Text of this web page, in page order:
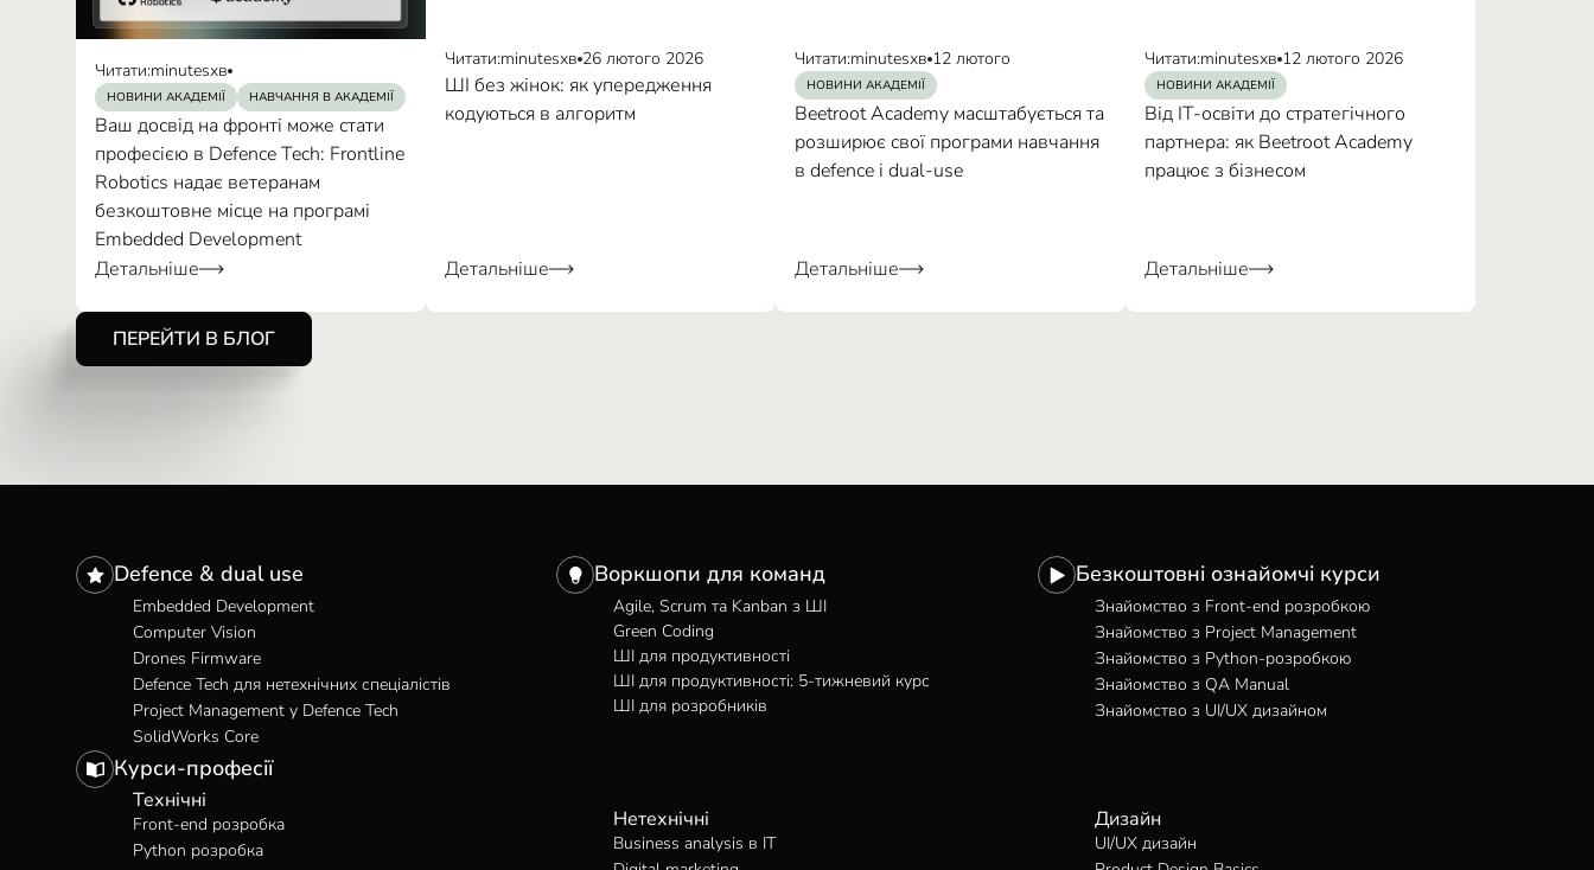
Читати:minutesхв
НОВИНИ АКАДЕМІЇ НАВЧАННЯ В АКАДЕМІЇ
Ваш досвід на фронті може стати
професією в Defence Tech: Frontline
Robotics надає ветеранам
безкоштовне місце на програмі
Embedded Development
Детальніше
Читати:minutesхв 26 лютого 2026
ШІ без жінок: як упередження
кодуються в алгоритм
Детальніше
Читати:minutesхв 12 лютого
НОВИНИ АКАДЕМІЇ
Beetroot Academy масштабується та
розширює свої програми навчання
в defence і dual-use
Детальніше
Читати:minutesхв 12 лютого 2026
НОВИНИ АКАДЕМІЇ
Від IT-освіти до стратегічного
партнера: як Beetroot Academy
працює з бізнесом
Детальніше
ПЕРЕЙТИ В БЛОГ
Defence & dual use
Embedded Development
Computer Vision
Drones Firmware
Defence Tech для нетехнічних спеціалістів
Project Management у Defence Tech
SolidWorks Core
Воркшопи для команд
Agile, Scrum та Kanban з ШІ
Green Coding
ШІ для продуктивності
ШІ для продуктивності: 5-тижневий курс
ШІ для розробників
Безкоштовні ознайомчі курси
Знайомство з Front-end розробкою
Знайомство з Project Management
Знайомство з Python-розробкою
Знайомство з QA Manual
Знайомство з UI/UX дизайном
Курси-професії
Технічні
Front-end розробка
Python розробка
Нетехнічні
Business analysis в IT
Дизайн
UI/UX дизайн